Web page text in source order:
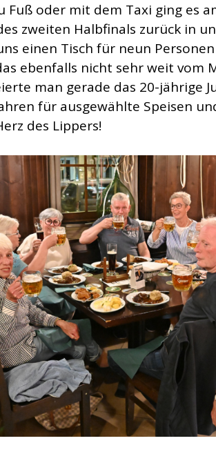
Fuß oder mit dem Taxi ging es
zweiten Halbfinals zurück in
einen Tisch für neun
ebenfalls nicht sehr weit vom
man gerade das 20-jährige
für ausgewählte Speisen
des Lippers!